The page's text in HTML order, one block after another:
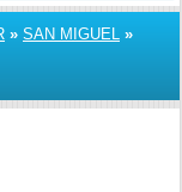
» SAN MIGUEL »